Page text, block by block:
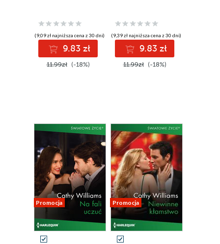
(9,09 zł najniższa cena z 30 dni)
9.83 zł
11.99zł (-18%)
(9,39 zł najniższa cena z 30 dni)
9.83 zł
11.99zł (-18%)
Promocja Promocja